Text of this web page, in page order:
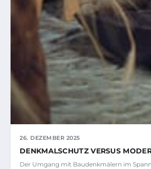
26. DEZEMBER 2025
DENKMALSCHUTZ VERSUS
Der Umgang mit Baudenkmälern im